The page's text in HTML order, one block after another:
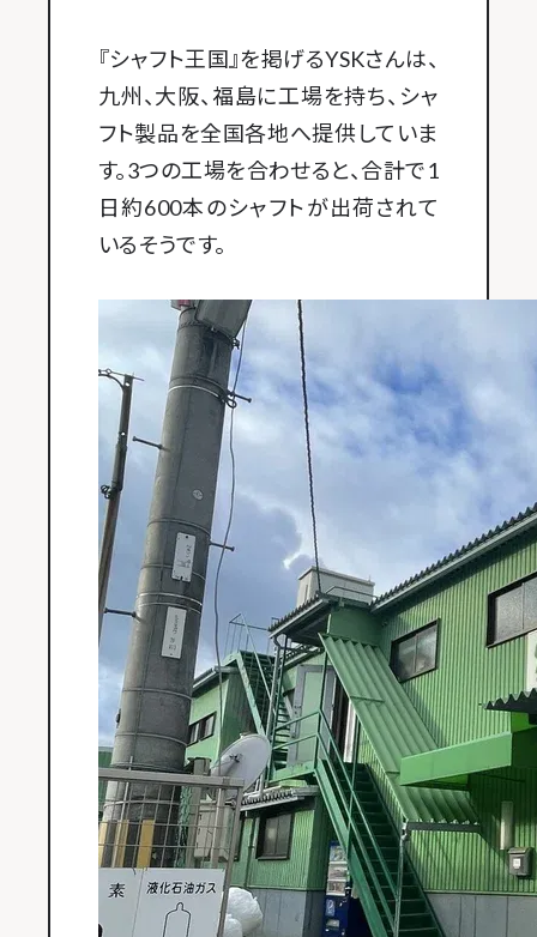
『シャフト王国』を掲げるYSKさんは、
九州、大阪、福島に工場を持ち、シャ
フト製品を全国各地へ提供していま
す。3つの工場を合わせると、合計で1
日約600本のシャフトが出荷されて
いるそうです。